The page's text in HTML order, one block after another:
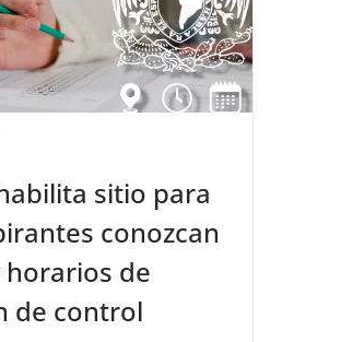
sitio para
conozcan
horarios de
de control